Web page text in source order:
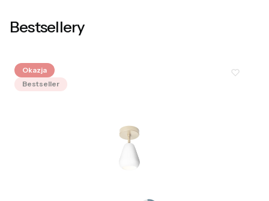
Bestsellery
Okazja
Bestseller